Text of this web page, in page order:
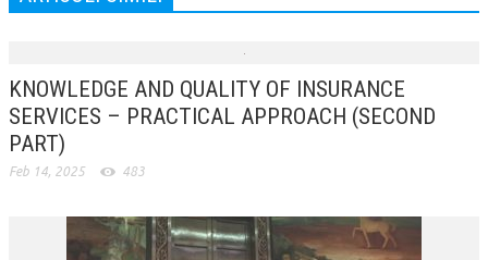
ARCHIVIO EVENTI (FINO AL 2022)
CORSI ENTI TERZI
PUBBLICAZIONI
TELEGRAM
KNOWLEDGE AND QUALITY OF INSURANCE
SERVICES – PRACTICAL APPROACH (SECOND
PART)
Feb 14, 2025 483